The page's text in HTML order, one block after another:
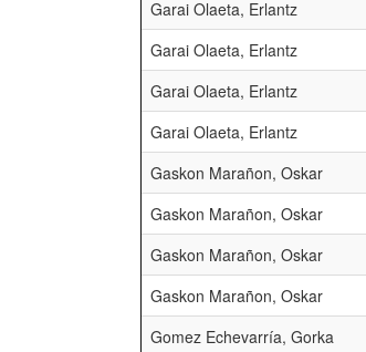
Garai Olaeta, Erlantz
Garai Olaeta, Erlantz
Garai Olaeta, Erlantz
Garai Olaeta, Erlantz
Gaskon Marañon, Oskar
Gaskon Marañon, Oskar
Gaskon Marañon, Oskar
Gaskon Marañon, Oskar
Gomez Echevarría, Gorka